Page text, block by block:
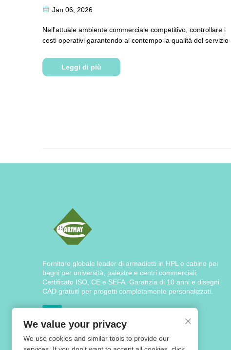
Jan 06, 2026
Nell'attuale ambiente commerciale competitivo, controllare i
costi operativi garantendo al contempo la qualità del servizio è
approvvigionamenti in diverse strutture commerciali. I mobili
contenitori, essendo supporti essenziali...
Leggi di più
Fornitore globale leader di armadietti in HPL e cabine per
bagni per università, palestre e centri commerciali.
Certificato ISO, CE e SEFA. Garanzia di 10 anni e disegni
CAD gratuiti per progetti completamente personalizzati.
We value your privacy
We use cookies and similar tools to provide our